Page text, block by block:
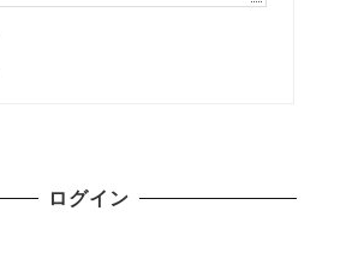
ログイン